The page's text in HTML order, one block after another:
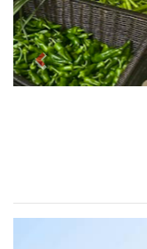
Previous